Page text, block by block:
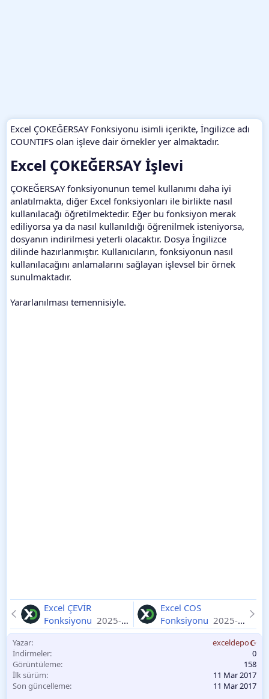
Excel ÇOKEĞERSAY Fonksiyonu isimli içerikte, İngilizce adı
COUNTIFS olan işleve dair örnekler yer almaktadır.
Excel ÇOKEĞERSAY İşlevi​
ÇOKEĞERSAY fonksiyonunun temel kullanımı daha iyi
anlatılmakta, diğer Excel fonksiyonları ile birlikte nasıl
kullanılacağı öğretilmektedir. Eğer bu fonksiyon merak
ediliyorsa ya da nasıl kullanıldığı öğrenilmek isteniyorsa,
dosyanın indirilmesi yeterli olacaktır. Dosya İngilizce
dilinde hazırlanmıştır. Kullanıcıların, fonksiyonun nasıl
kullanılacağını anlamalarını sağlayan işlevsel bir örnek
sunulmaktadır.
Yararlanılması temennisiyle.
Excel ÇEVİR
Fonksiyonu 2025-
11-10
Excel COS
Fonksiyonu 2025-
11-10
Yazar
exceldepo
İndirmeler
0
Görüntüleme
158
İlk sürüm
11 Mar 2017
Son güncelleme
11 Mar 2017